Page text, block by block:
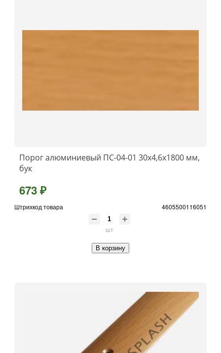
Порог алюминиевый ПС-04-01 30x4,6x1800 мм,
бук
673 ₽
Штрихкод товара 4605500116051
шт
В корзину